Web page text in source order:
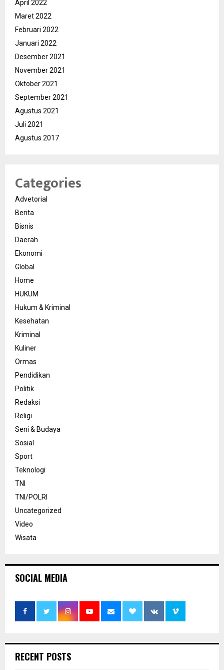
April 2022
Maret 2022
Februari 2022
Januari 2022
Desember 2021
November 2021
Oktober 2021
September 2021
Agustus 2021
Juli 2021
Agustus 2017
Categories
Advetorial
Berita
Bisnis
Daerah
Ekonomi
Global
Home
HUKUM
Hukum & Kriminal
Kesehatan
Kriminal
Kuliner
Ormas
Pendidikan
Politik
Redaksi
Religi
Seni & Budaya
Sosial
Sport
Teknologi
TNI
TNI/POLRI
Uncategorized
Video
Wisata
SOCIAL MEDIA
RECENT POSTS